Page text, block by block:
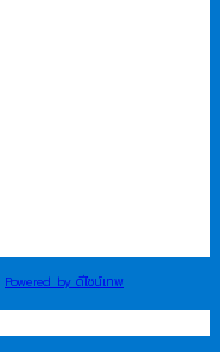
Powered by ดีไซน์เทพ